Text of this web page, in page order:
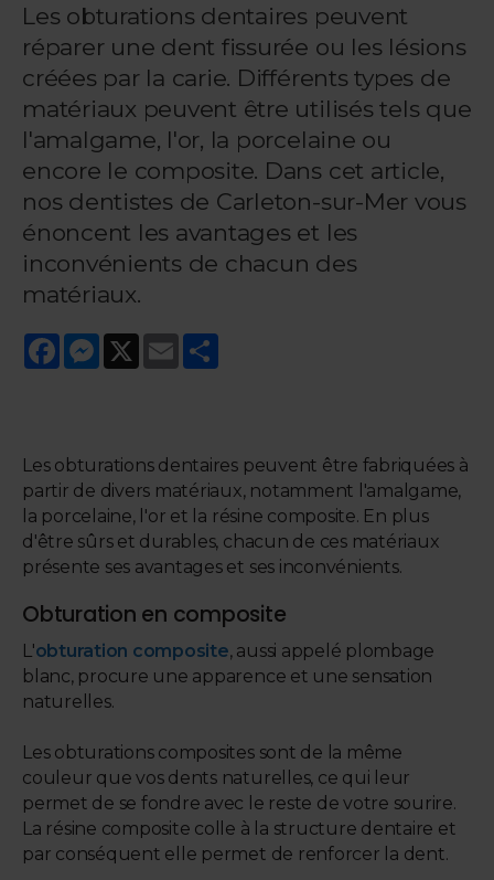
Les obturations dentaires peuvent
réparer une dent fissurée ou les lésions
créées par la carie. Différents types de
matériaux peuvent être utilisés tels que
l'amalgame, l'or, la porcelaine ou
encore le composite. Dans cet article,
nos dentistes de Carleton-sur-Mer vous
énoncent les avantages et les
inconvénients de chacun des
matériaux.
FacebookMessenger
X Email
Les obturations dentaires peuvent être fabriquées à
partir de divers matériaux, notamment l'amalgame,
la porcelaine, l'or et la résine composite. En plus
d'être sûrs et durables, chacun de ces matériaux
présente ses avantages et ses inconvénients.
Obturation en composite
L'obturation composite, aussi appelé plombage
blanc, procure une apparence et une sensation
naturelles.
Les obturations composites sont de la même
couleur que vos dents naturelles, ce qui leur
permet de se fondre avec le reste de votre sourire.
La résine composite colle à la structure dentaire et
par conséquent elle permet de renforcer la dent.